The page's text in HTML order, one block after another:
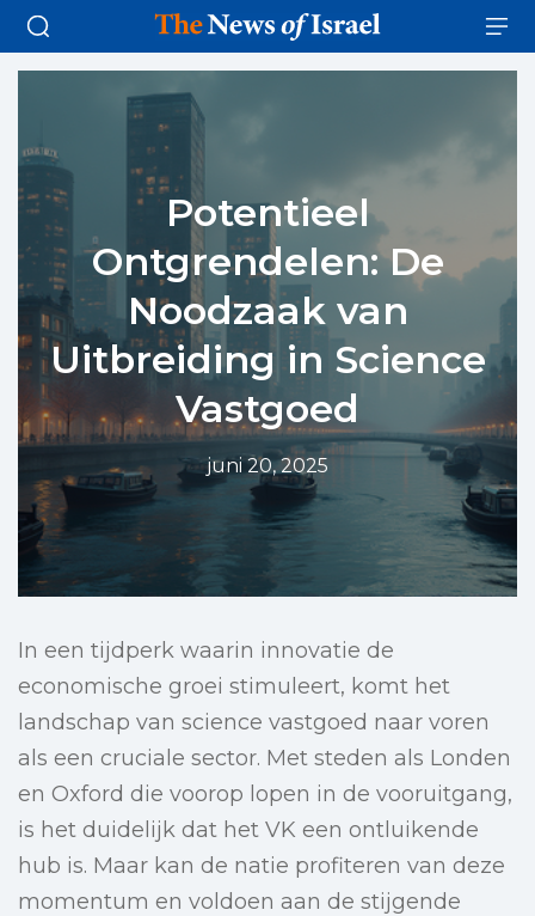
Potentieel
Ontgrendelen: De
Noodzaak van
Uitbreiding in Science
Vastgoed
juni 20, 2025
In een tijdperk waarin innovatie de
economische groei stimuleert, komt het
landschap van science vastgoed naar voren
als een cruciale sector. Met steden als Londen
en Oxford die voorop lopen in de vooruitgang,
is het duidelijk dat het VK een ontluikende
hub is. Maar kan de natie profiteren van deze
momentum en voldoen aan de stijgende